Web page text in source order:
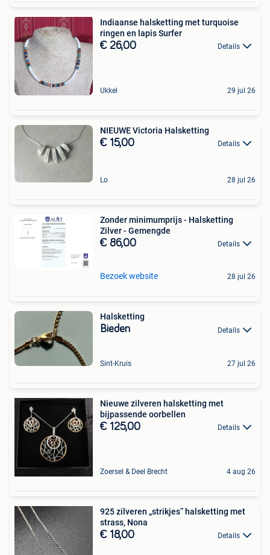
Indiaanse halsketting met turquoise
ringen en lapis Surfer
€ 26,00 Details
Ukkel 29 jul 26
NIEUWE Victoria Halsketting
€ 15,00 Details
Lo 28 jul 26
Zonder minimumprijs - Halsketting
Zilver - Gemengde
€ 86,00 Details
Bezoek website 28 jul 26
Halsketting
Bieden Details
Sint-Kruis 27 jul 26
Nieuwe zilveren halsketting met
bijpassende oorbellen
€ 125,00 Details
Zoersel & Deel Brecht 4 aug 26
925 zilveren „strikjes” halsketting met
strass, Nona
€ 18,00 Details